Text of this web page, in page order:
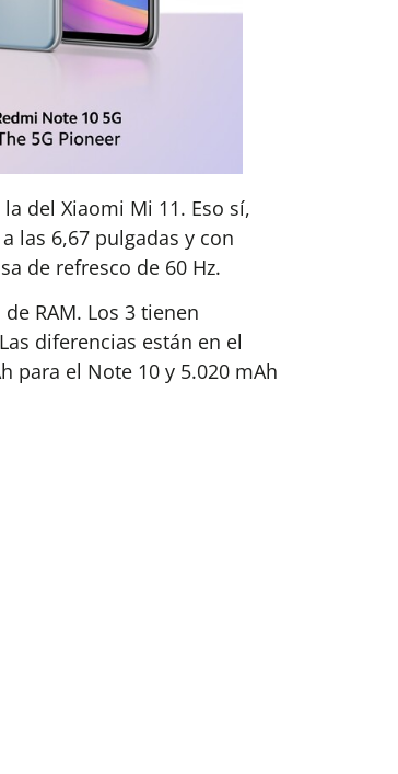
del Xiaomi Mi 11. Eso sí,
las 6,67 pulgadas y con
de refresco de 60 Hz.
RAM. Los 3 tienen
diferencias están en el
para el Note 10 y 5.020 mAh